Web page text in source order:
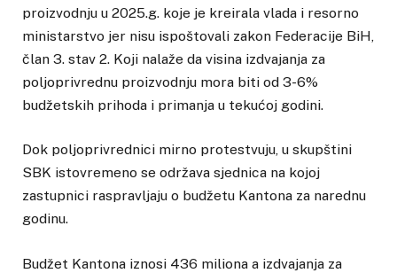
proizvodnju u 2025.g. koje je kreirala vlada i resorno
ministarstvo jer nisu ispoštovali zakon Federacije BiH,
član 3. stav 2. Koji nalaže da visina izdvajanja za
poljoprivrednu proizvodnju mora biti od 3-6%
budžetskih prihoda i primanja u tekućoj godini.
Dok poljoprivrednici mirno protestvuju, u skupštini
SBK istovremeno se održava sjednica na kojoj
zastupnici raspravljaju o budžetu Kantona za narednu
godinu.
Budžet Kantona iznosi 436 miliona a izdvajanja za